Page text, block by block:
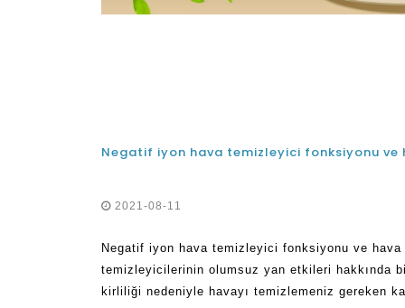
2021-08-11
Negatif iyon hava temizleyici fonksiyonu ve
temizleyicilerinin olumsuz yan etkileri hakkında
kirliliği nedeniyle havayı temizlemeniz gereken